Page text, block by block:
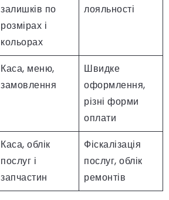
залишків по
розмірах і
кольорах
лояльності
Каса, меню,
замовлення
Швидке
оформлення,
різні форми
оплати
Каса, облік
послуг і
запчастин
Фіскалізація
послуг, облік
ремонтів